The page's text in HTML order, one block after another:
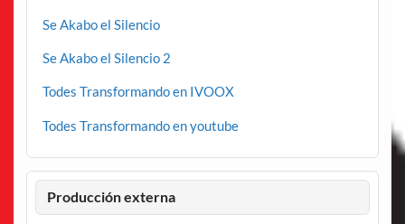
Se Akabo el Silencio
Se Akabo el Silencio 2
Todes Transformando en IVOOX
Todes Transformando en youtube
Producción externa